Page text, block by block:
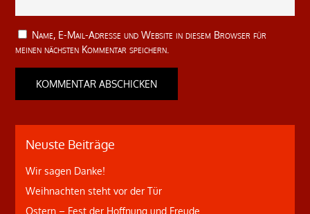
Name, E-Mail-Adresse und Website in diesem Browser für
meinen nächsten Kommentar speichern.
Neuste Beiträge
Wir sagen Danke!
Weihnachten steht vor der Tür
Ostern – Fest der Hoffnung und Freude